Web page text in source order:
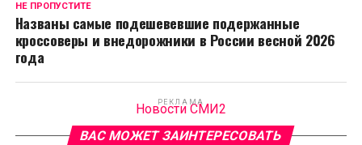
НЕ ПРОПУСТИТЕ
Названы самые подешевевшие подержанные
кроссоверы и внедорожники в России весной 2026
года
РЕКЛАМА
Новости СМИ2
ВАС МОЖЕТ ЗАИНТЕРЕСОВАТЬ